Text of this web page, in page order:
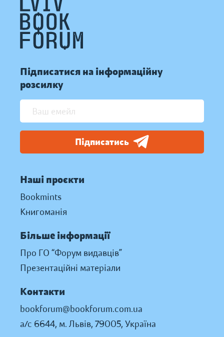
Підписатися на інформаційну
розсилку
Підписатись
Наші проєкти
Bookmints
Книгоманія
Більше інформації
Про ГО “Форум видавців”
Презентаційні матеріали
Контакти
bookforum@bookforum.com.ua
а/с 6644, м. Львів, 79005, Україна